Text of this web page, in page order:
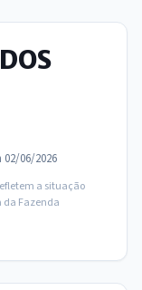
02/06/2026
a situação
da Fazenda